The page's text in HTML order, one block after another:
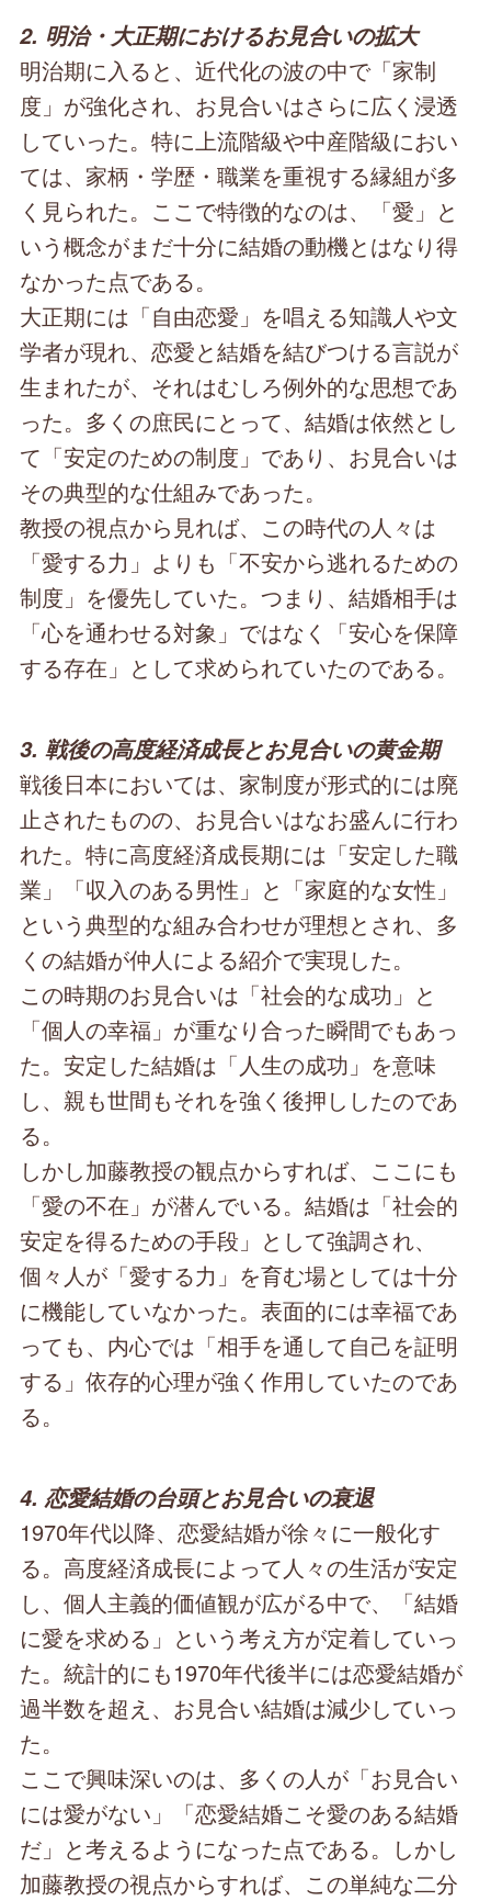
2. 明治・大正期におけるお見合いの拡大
明治期に入ると、近代化の波の中で「家制
度」が強化され、お見合いはさらに広く浸透
していった。特に上流階級や中産階級におい
ては、家柄・学歴・職業を重視する縁組が多
く見られた。ここで特徴的なのは、「愛」と
いう概念がまだ十分に結婚の動機とはなり得
なかった点である。
大正期には「自由恋愛」を唱える知識人や文
学者が現れ、恋愛と結婚を結びつける言説が
生まれたが、それはむしろ例外的な思想であ
った。多くの庶民にとって、結婚は依然とし
て「安定のための制度」であり、お見合いは
その典型的な仕組みであった。
教授の視点から見れば、この時代の人々は
「愛する力」よりも「不安から逃れるための
制度」を優先していた。つまり、結婚相手は
「心を通わせる対象」ではなく「安心を保障
する存在」として求められていたのである。
3. 戦後の高度経済成長とお見合いの黄金期
戦後日本においては、家制度が形式的には廃
止されたものの、お見合いはなお盛んに行わ
れた。特に高度経済成長期には「安定した職
業」「収入のある男性」と「家庭的な女性」
という典型的な組み合わせが理想とされ、多
くの結婚が仲人による紹介で実現した。
この時期のお見合いは「社会的な成功」と
「個人の幸福」が重なり合った瞬間でもあっ
た。安定した結婚は「人生の成功」を意味
し、親も世間もそれを強く後押ししたのであ
る。
しかし加藤教授の観点からすれば、ここにも
「愛の不在」が潜んでいる。結婚は「社会的
安定を得るための手段」として強調され、
個々人が「愛する力」を育む場としては十分
に機能していなかった。表面的には幸福であ
っても、内心では「相手を通して自己を証明
する」依存的心理が強く作用していたのであ
る。
4. 恋愛結婚の台頭とお見合いの衰退
1970年代以降、恋愛結婚が徐々に一般化す
る。高度経済成長によって人々の生活が安定
し、個人主義的価値観が広がる中で、「結婚
に愛を求める」という考え方が定着していっ
た。統計的にも1970年代後半には恋愛結婚が
過半数を超え、お見合い結婚は減少していっ
た。
ここで興味深いのは、多くの人が「お見合い
には愛がない」「恋愛結婚こそ愛のある結婚
だ」と考えるようになった点である。しかし
加藤教授の視点からすれば、この単純な二分